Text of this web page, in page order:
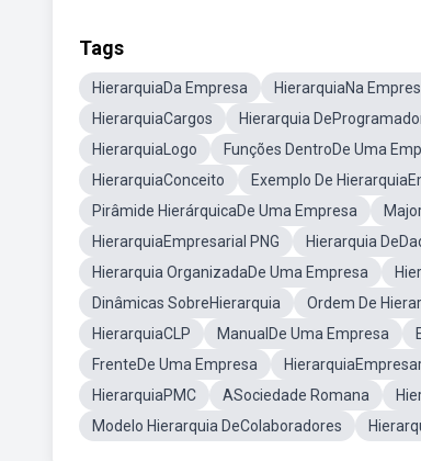
Tags
HierarquiaDa Empresa HierarquiaNa
HierarquiaCargos
Hierarquia
HierarquiaLogo
Funções DentroDe Uma
HierarquiaConceito
Exemplo De
Pirâmide HierárquicaDe Uma Empresa
HierarquiaEmpresarial PNG
Hierarquia
Hierarquia OrganizadaDe Uma Empresa
Dinâmicas SobreHierarquia
Ordem De
HierarquiaCLP
ManualDe Uma Empresa
FrenteDe Uma Empresa
HierarquiaPMC
ASociedade Romana
Modelo Hierarquia DeColaboradores